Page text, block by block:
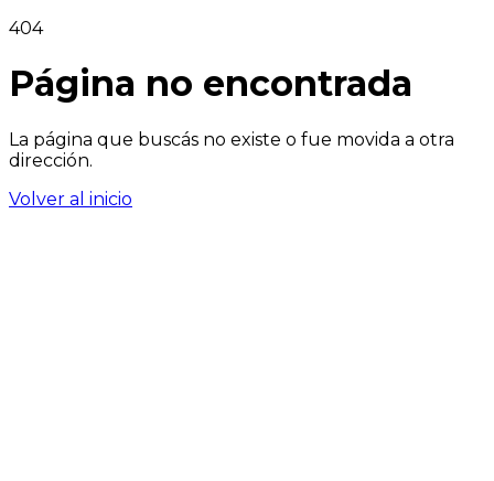
404
Página no encontrada
La página que buscás no existe o fue movida a otra
dirección.
Volver al inicio